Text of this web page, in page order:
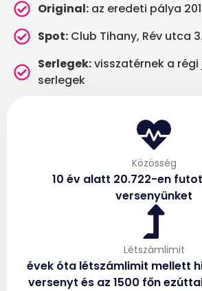
Original: az eredeti pálya
Spot: Club Tihany, Rév utca 3.
Serlegek:visszatérnek a
serlegek
Közösség
10 év alatt 20.722-en
versenyünket
Létszámlimit
évek óta létszámlimit mellett
versenyt és az 1500 főn